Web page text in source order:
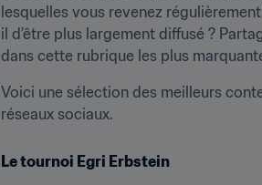
lesquelles vous revenez
il d’être plus largement diffusé ?
dans cette rubrique les plus
Voici une sélection des meilleurs
réseaux sociaux.
Le tournoi Egri Erbstein